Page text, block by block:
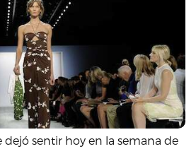
dejó sentir hoy en la semana de